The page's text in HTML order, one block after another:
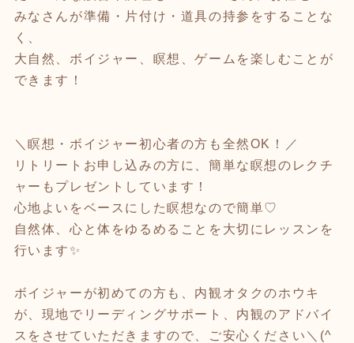
みなさんが準備・片付け・道具の持参をすることな
く、
大自然、ボイジャー、瞑想、ゲームを楽しむことが
できます！
＼瞑想・ボイジャー初心者の方も全然OK！／
リトリートお申し込みの方に、簡単な瞑想のレクチ
ャーもプレゼントしています！
心地よいをベースにした瞑想なので簡単♡
自然体、心と体をゆるめることを大切にレッスンを
行います✨
ボイジャーが初めての方も、内観オタクのホウキ
が、現地でリーディングサポート、内観のアドバイ
スをさせていただきますので、ご安心ください＼(^